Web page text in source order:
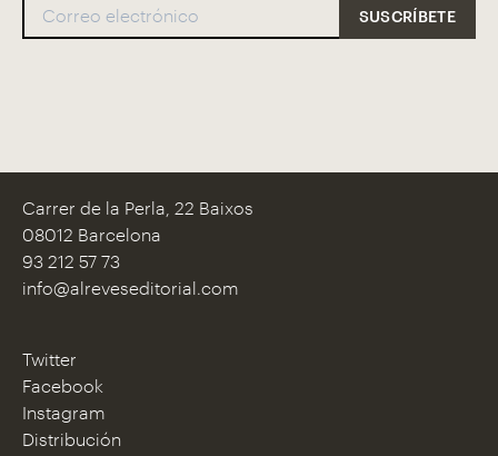
Carrer de la Perla, 22 Baixos
08012 Barcelona
93 212 57 73
info@alreveseditorial.com
Twitter
Facebook
Instagram
Distribución